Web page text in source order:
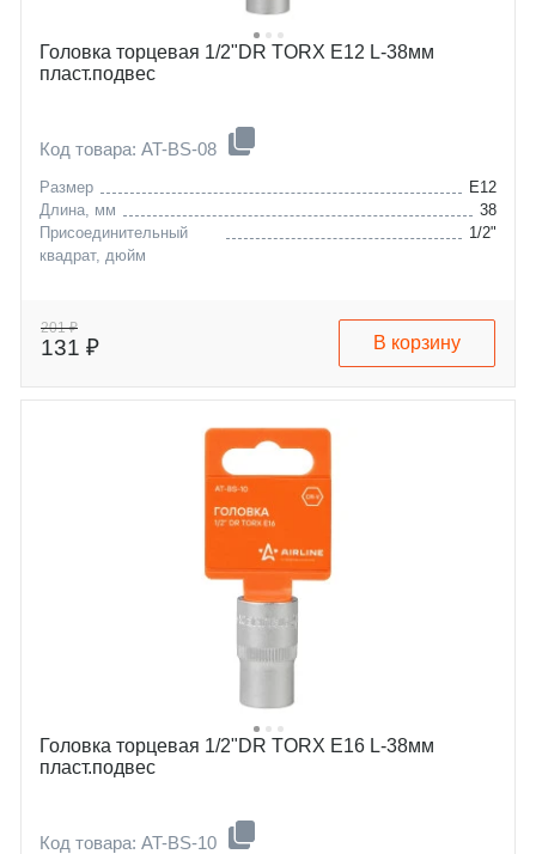
Головка торцевая 1/2"DR TORX E12 L-38мм
пласт.подвес
Код товара: AT-BS-08
Размер
E12
Длина, мм
38
Присоединительный
квадрат, дюйм
1/2"
201 ₽
131 ₽ В корзину
Головка торцевая 1/2"DR TORX E16 L-38мм
пласт.подвес
Код товара: AT-BS-10